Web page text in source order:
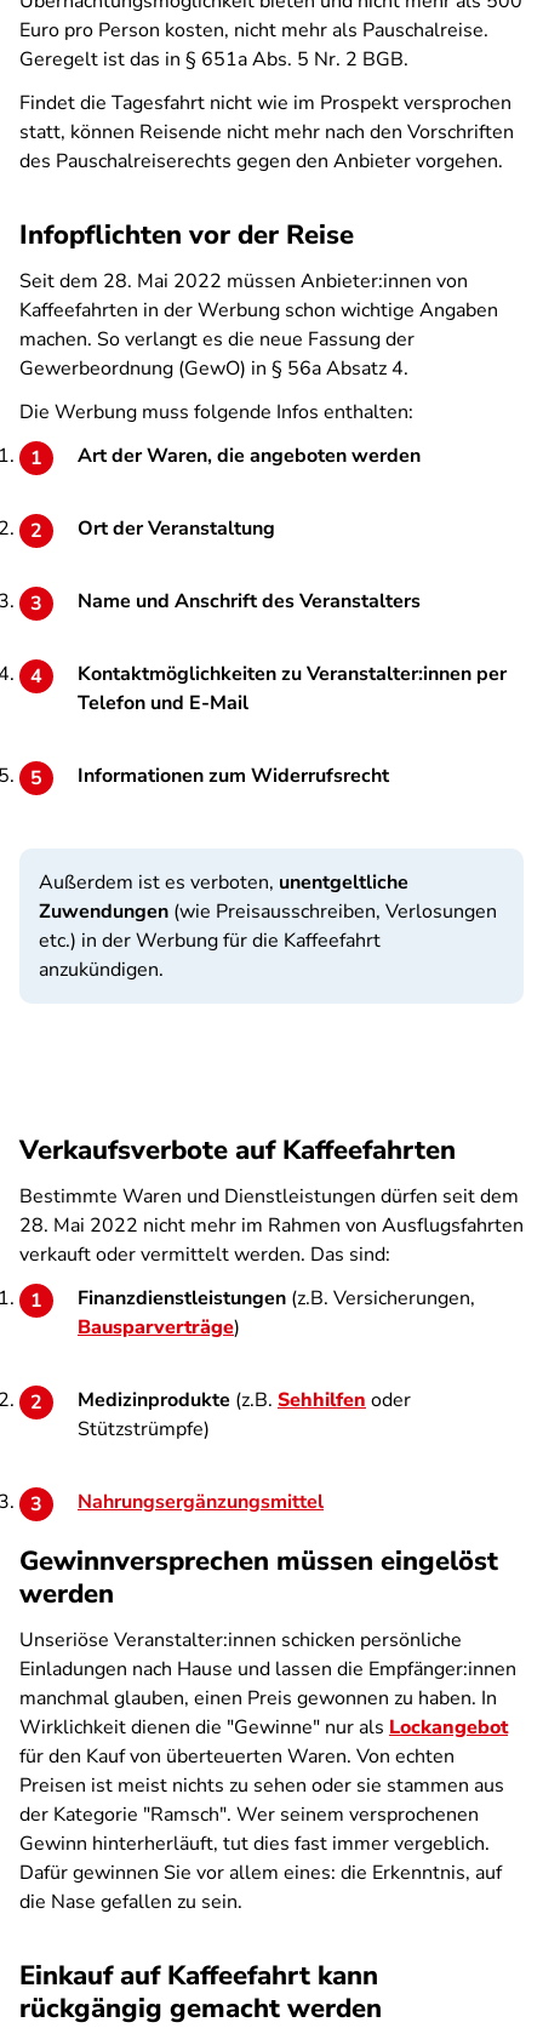
Euro pro Person kosten, nicht mehr als Pauschalreise.
Geregelt ist das in § 651a Abs. 5 Nr. 2 BGB.
Findet die Tagesfahrt nicht wie im Prospekt versprochen
statt, können Reisende nicht mehr nach den Vorschriften
des Pauschalreiserechts gegen den Anbieter vorgehen.
Infopflichten vor der Reise
Seit dem 28. Mai 2022 müssen Anbieter:innen von
Kaffeefahrten in der Werbung schon wichtige Angaben
machen. So verlangt es die neue Fassung der
Gewerbeordnung (GewO) in § 56a Absatz 4.
Die Werbung muss folgende Infos enthalten:
Art der Waren, die angeboten werden
Ort der Veranstaltung
Name und Anschrift des Veranstalters
Kontaktmöglichkeiten zu Veranstalter:innen per
Telefon und E-Mail
Informationen zum Widerrufsrecht
Außerdem ist es verboten, unentgeltliche
Zuwendungen (wie Preisausschreiben, Verlosungen
etc.) in der Werbung für die Kaffeefahrt
anzukündigen.
Verkaufsverbote auf Kaffeefahrten
Bestimmte Waren und Dienstleistungen dürfen seit dem
28. Mai 2022 nicht mehr im Rahmen von Ausflugsfahrten
verkauft oder vermittelt werden. Das sind:
Finanzdienstleistungen (z.B. Versicherungen,
Bausparverträge)
Medizinprodukte (z.B. Sehhilfen oder
Stützstrümpfe)
Nahrungsergänzungsmittel
Gewinnversprechen müssen eingelöst
werden
Unseriöse Veranstalter:innen schicken persönliche
Einladungen nach Hause und lassen die Empfänger:innen
manchmal glauben, einen Preis gewonnen zu haben. In
Wirklichkeit dienen die "Gewinne" nur als Lockangebot
für den Kauf von überteuerten Waren. Von echten
Preisen ist meist nichts zu sehen oder sie stammen aus
der Kategorie "Ramsch". Wer seinem versprochenen
Gewinn hinterherläuft, tut dies fast immer vergeblich.
Dafür gewinnen Sie vor allem eines: die Erkenntnis, auf
die Nase gefallen zu sein.
Einkauf auf Kaffeefahrt kann
rückgängig gemacht werden